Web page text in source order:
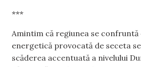
***
Amintim că regiunea se confruntă
energetică provocată de seceta
scăderea accentuată a nivelului